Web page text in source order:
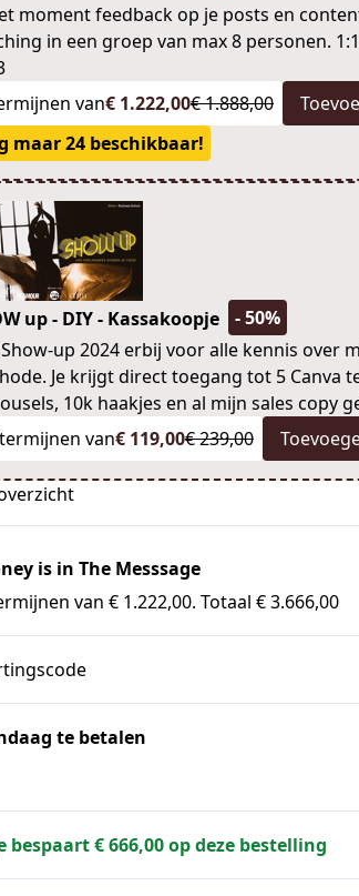
moment feedback op je posts en
in een groep van max 8 personen.
van€ 1.222,00€ 1.888,00
maar 24 beschikbaar!
up - DIY - Kassakoopje
- 50%
up 2024 erbij voor alle kennis over
Je krijgt direct toegang tot 5 Canva
10k haakjes en al mijn sales copy
van€ 119,00€ 239,00
is in The Messsage
van € 1.222,00. Totaal € 3.666,00
te betalen
bespaart € 666,00 op deze bestelling